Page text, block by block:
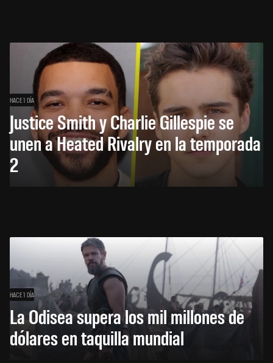
HACE 1 DÍA
Justice Smith y Charlie Gillespie se
unen a Heated Rivalry en la temporada
2
HACE 1 DÍA
La Odisea supera los mil millones de
dólares en taquilla mundial